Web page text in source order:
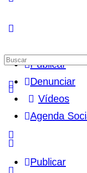
Publicar
Denunciar
Vídeos
Agenda
options
Buscar
Publicar